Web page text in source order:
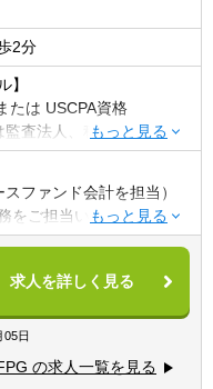
2分
】
たは USCPA資格
監査法人、税理士法人、
理実務経験（10年以上）
に関する税金計算実務経
くマネジメント・リーダ
】
ＰＣ会計の業務経験
関してシステム導入やツ
効率化等を実現した経験
ファンド会計を担当）
をご担当いただきます。
グ・リースの特別目的
る実務（経理処理のみな
投資家への報告書作成、
）
指導・育成、業務の進捗
求人を詳しく見る
05日
の求人一覧を見る